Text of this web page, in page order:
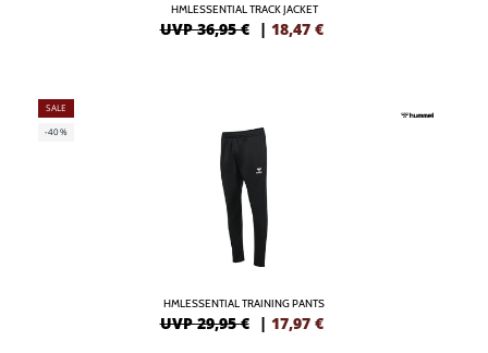
HMLESSENTIAL TRACK JACKET
UVP 36,95 € | 18,47 €
SALE
-40%
HMLESSENTIAL TRAINING PANTS
UVP 29,95 € | 17,97 €